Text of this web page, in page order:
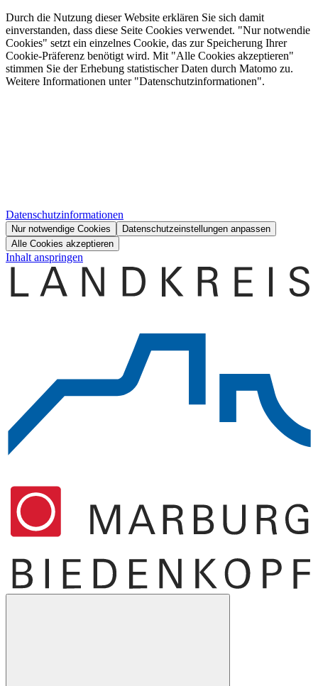
Durch die Nutzung dieser Website erklären Sie sich damit
einverstanden, dass diese Seite Cookies verwendet. "Nur notwendie
Cookies" setzt ein einzelnes Cookie, das zur Speicherung Ihrer
Cookie-Präferenz benötigt wird. Mit "Alle Cookies akzeptieren"
stimmen Sie der Erhebung statistischer Daten durch Matomo zu.
Weitere Informationen unter "Datenschutzinformationen".
Datenschutzinformationen
Nur notwendige Cookies
Datenschutzeinstellungen anpassen
Alle Cookies akzeptieren
Inhalt anspringen